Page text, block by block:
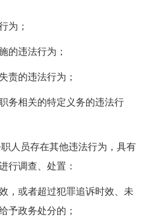
为；
的违法行为；
责的违法行为；
务相关的特定义务的违法行
人员存在其他违法行为，具有
行调查、处置：
，或者超过犯罪追诉时效、未
予政务处分的；